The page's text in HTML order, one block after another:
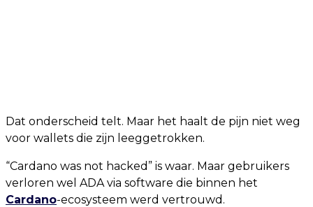
Dat onderscheid telt. Maar het haalt de pijn niet weg
voor wallets die zijn leeggetrokken.
“Cardano was not hacked” is waar. Maar gebruikers
verloren wel ADA via software die binnen het
Cardano-ecosysteem werd vertrouwd.